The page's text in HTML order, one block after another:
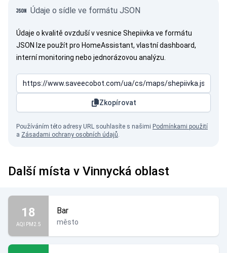
Údaje o sídle ve formátu JSON
Údaje o kvalitě ovzduší v vesnice Shepiivka ve formátu
JSON lze použít pro HomeAssistant, vlastní dashboard,
interní monitoring nebo jednorázovou analýzu.
Zkopírovat
Používáním této adresy URL souhlasíte s našimi Podmínkami použití
a Zásadami ochrany osobních údajů.
Další místa v Vinnycká oblast
18
AQI PM2.5
Bar
město